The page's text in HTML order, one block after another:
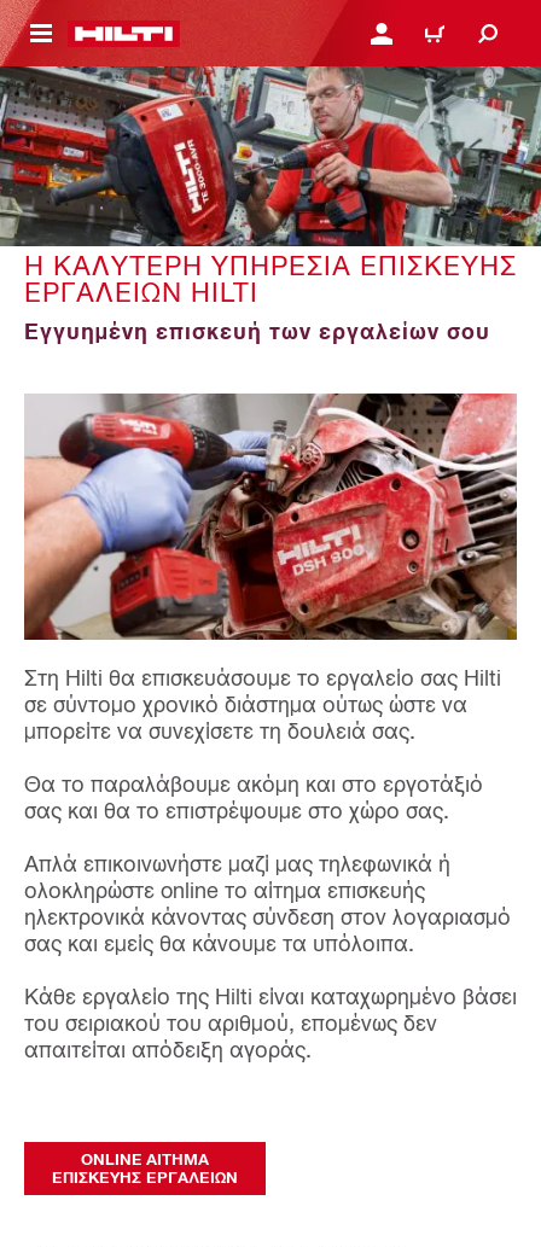
ΕΛΕΓΞΕΙΣ ΤΟ ΠΑΚΕΤΟ ΠΟΥ ΕΧΕΙΣ ΦΤΙΑΞΕΙ ΚΆΝΕ ΣΎΝΔΕΣΗ Ή
ΚΑΛΆΘΙ
Η ΚΑΛΥΤΕΡΗ ΥΠΗΡΕΣΙΑ ΕΠΙΣΚΕΥΗΣ
ΕΡΓΑΛΕΙΩΝ HILTI
Εγγυημένη επισκευή των εργαλείων σου
Στη Hilti θα επισκευάσουμε το εργαλείο σας Hilti
σε σύντομο χρονικό διάστημα ούτως ώστε να
μπορείτε να συνεχίσετε τη δουλειά σας.
Θα το παραλάβουμε ακόμη και στο εργοτάξιό
σας και θα το επιστρέψουμε στο χώρο σας.
Απλά επικοινωνήστε μαζί μας τηλεφωνικά ή
ολοκληρώστε online το αίτημα επισκευής
ηλεκτρονικά κάνοντας σύνδεση στον λογαριασμό
σας και εμείς θα κάνουμε τα υπόλοιπα.
Κάθε εργαλείο της Hilti είναι καταχωρημένο βάσει
του σειριακού του αριθμού, επομένως δεν
απαιτείται απόδειξη αγοράς.
ONLINE ΑΙΤΗΜΑ
ΕΠΙΣΚΕΥΗΣ ΕΡΓΑΛΕΙΩΝ